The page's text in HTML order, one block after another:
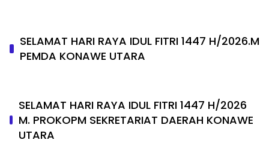
SELAMAT HARI RAYA IDUL FITRI 1447 H/2026.M
PEMDA KONAWE UTARA
SELAMAT HARI RAYA IDUL FITRI 1447 H/2026
M. PROKOPM SEKRETARIAT DAERAH KONAWE
UTARA